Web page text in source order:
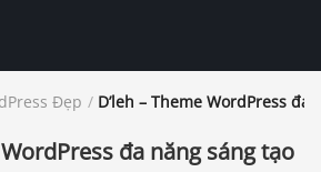
Đẹp / D’leh – Theme WordPress đa
WordPress đa năng sáng tạo